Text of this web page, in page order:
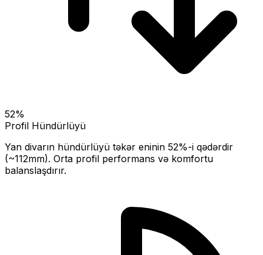
52%
Profil Hündürlüyü
Yan divarın hündürlüyü təkər eninin 52%-i qədərdir
(~112mm). Orta profil performans və komfortu
balanslaşdırır.